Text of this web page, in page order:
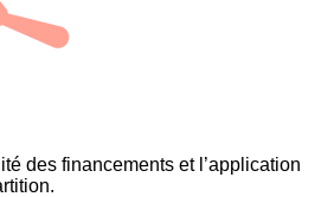
des financements et l’application